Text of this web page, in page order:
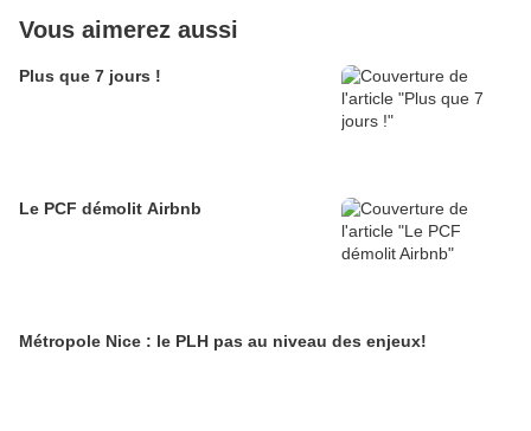
Vous aimerez aussi
Plus que 7 jours !
Le PCF démolit Airbnb
Métropole Nice : le PLH pas au niveau des enjeux!